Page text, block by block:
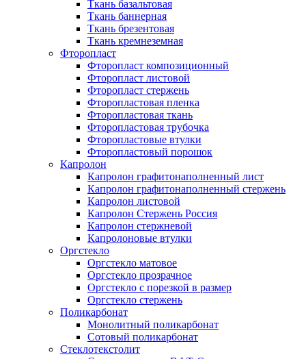
Ткань базальтовая
Ткань баннерная
Ткань брезентовая
Ткань кремнеземная
Фторопласт
Фторопласт композиционный
Фторопласт листовой
Фторопласт стержень
Фторопластовая пленка
Фторопластовая ткань
Фторопластовая трубочка
Фторопластовые втулки
Фторопластовый порошок
Капролон
Капролон графитонаполненный лист
Капролон графитонаполненный стержень
Капролон листовой
Капролон Стержень Россия
Капролон стержневой
Капролоновые втулки
Оргстекло
Оргстекло матовое
Оргстекло прозрачное
Оргстекло с порезкой в размер
Оргстекло стержень
Поликарбонат
Монолитный поликарбонат
Сотовый поликарбонат
Стеклотекстолит